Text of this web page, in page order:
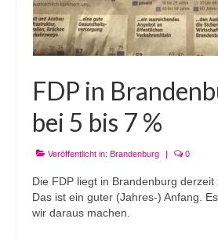
FDP in
bei 5 bis 7 %
Veröffentlicht in: Brandenburg | 0
Die FDP liegt in Brandenburg derzeit
Das ist ein guter (Jahres-) Anfang.
wir daraus machen.